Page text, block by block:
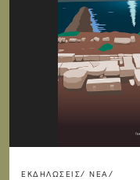
ΕΚΔΗΛΏΣΕΙΣ/ ΝΈΑ/